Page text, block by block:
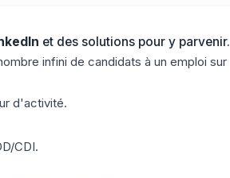
et des solutions pour y parvenir.
infini de candidats à un emploi sur
d'activité.
CDI.